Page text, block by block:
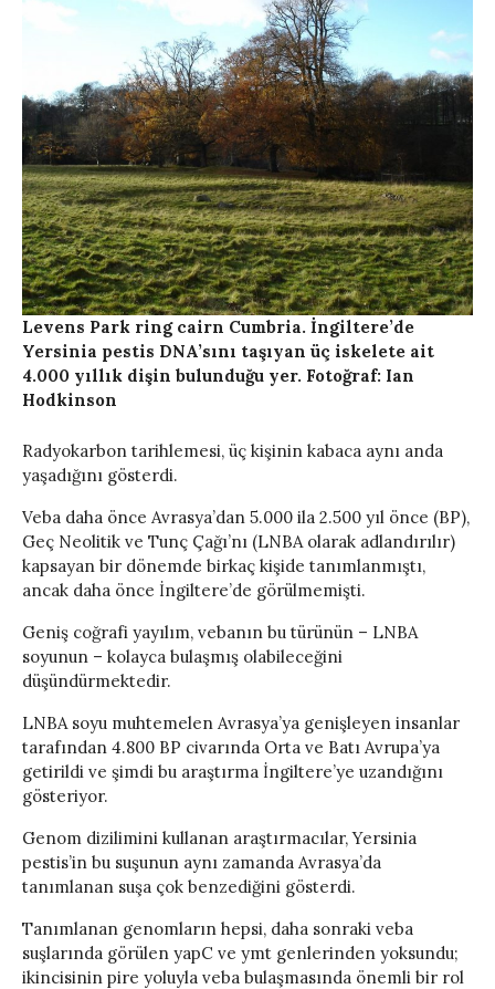
Levens Park ring cairn Cumbria. İngiltere’de
Yersinia pestis DNA’sını taşıyan üç iskelete ait
4.000 yıllık dişin bulunduğu yer. Fotoğraf: Ian
Hodkinson
Radyokarbon tarihlemesi, üç kişinin kabaca aynı anda
yaşadığını gösterdi.
Veba daha önce Avrasya’dan 5.000 ila 2.500 yıl önce (BP),
Geç Neolitik ve Tunç Çağı’nı (LNBA olarak adlandırılır)
kapsayan bir dönemde birkaç kişide tanımlanmıştı,
ancak daha önce İngiltere’de görülmemişti.
Geniş coğrafi yayılım, vebanın bu türünün – LNBA
soyunun – kolayca bulaşmış olabileceğini
düşündürmektedir.
LNBA soyu muhtemelen Avrasya’ya genişleyen insanlar
tarafından 4.800 BP civarında Orta ve Batı Avrupa’ya
getirildi ve şimdi bu araştırma İngiltere’ye uzandığını
gösteriyor.
Genom dizilimini kullanan araştırmacılar, Yersinia
pestis’in bu suşunun aynı zamanda Avrasya’da
tanımlanan suşa çok benzediğini gösterdi.
Tanımlanan genomların hepsi, daha sonraki veba
suşlarında görülen yapC ve ymt genlerinden yoksundu;
ikincisinin pire yoluyla veba bulaşmasında önemli bir rol